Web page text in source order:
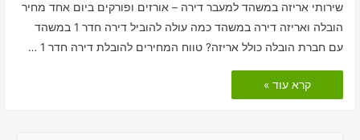
שירותי אריזה במשהד למעבר דירה – אורזים ופורקים ביום אחד מחיר
הובלה ואריזה דירה במשהד כמה עולה להוביל דירה חדר 1 במשהד
עם חברת הובלה כולל אריזה? טווח המחירים להובלת דירה חדר 1 …
הובלות
דירה
כולל
קרא עוד »